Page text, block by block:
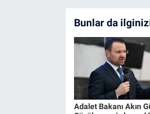
Bunlar da
Adalet Bakanı Akın